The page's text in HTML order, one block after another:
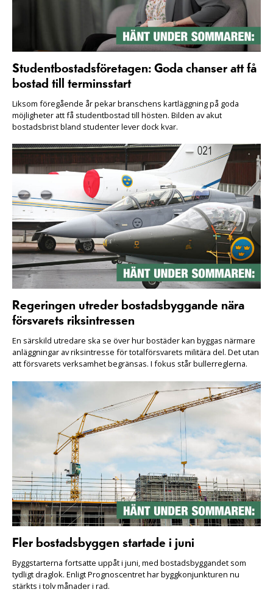
Studentbostadsföretagen: Goda chanser att få
bostad till terminsstart
Liksom föregående år pekar branschens kartläggning på goda
möjligheter att få studentbostad till hösten. Bilden av akut
bostadsbrist bland studenter lever dock kvar.
Regeringen utreder bostadsbyggande nära
försvarets riksintressen
En särskild utredare ska se över hur bostäder kan byggas närmare
anläggningar av riksintresse för totalförsvarets militära del. Det utan
att försvarets verksamhet begränsas. I fokus står bullerreglerna.
Fler bostadsbyggen startade i juni
Byggstarterna fortsatte uppåt i juni, med bostadsbyggandet som
tydligt draglok. Enligt Prognoscentret har byggkonjunkturen nu
stärkts i tolv månader i rad.